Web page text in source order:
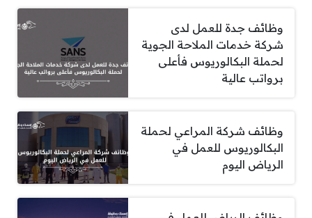
وظائف جدة للعمل لدى
شركة خدمات الملاحة الجوية
لحملة البكالوريوس فأعلى
برواتب عالية
وظائف شركة المراعي لحملة
البكالوريوس للعمل في
الرياض اليوم